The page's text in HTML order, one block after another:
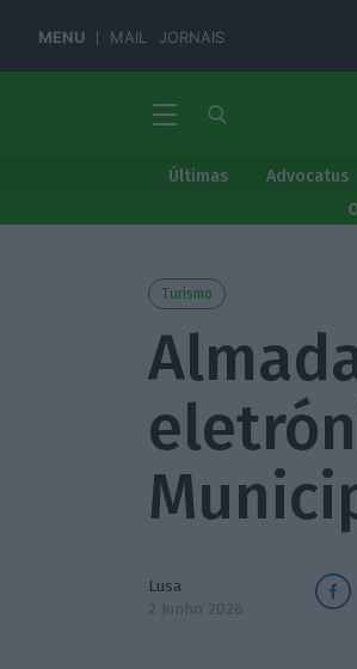
MENU MAIL JORNAIS
Últimas Advocatus
Turismo
Lusa
2 Junho 2026